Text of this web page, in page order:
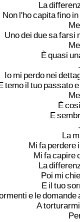
La
Non l'hocapitafino in
Me
Unodei duesafarsi
Me
Èquasi
Io mi perdo nei
temo il tuo passatoe
Me
Ècosì
E
La
Mi fa perdere
Mi facapire
La
Poi mi
E il tuo
e ledomande
A